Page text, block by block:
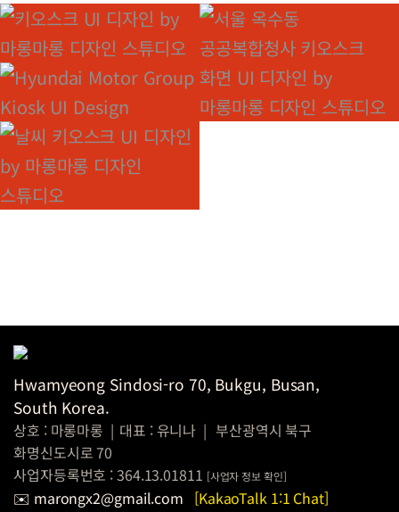
스탈릿 성수
키오스크 UI 디자인
옥수동
공공복합청사
베오텍 에어
터치
키오스크 프론트엔드
현대 자동차
그룹 키오스크
프론트엔드
부산 사하구청
Hwamyeong Sindosi-ro 70, Bukgu, Busan,
South Korea.
상호 : 마롱마롱 | 대표 : 유니나 | 부산광역시 북구
화명신도시로 70
사업자등록번호 : 364.13.01811 [사업자 정보 확인]
✉️ marongx2@gmail.com [KakaoTalk 1:1 Chat]